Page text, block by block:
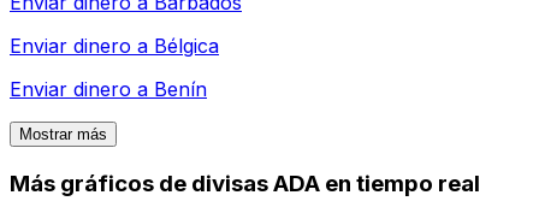
Enviar dinero a Bélgica
Enviar dinero a Benín
Mostrar más
Más gráficos de divisas ADA en tiempo real